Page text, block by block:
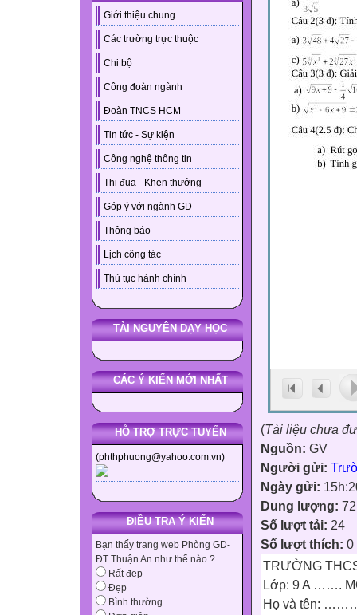
Giới thiệu chung
Các trường trực thuộc
Chi bộ
Công đoàn ngành
Đoàn TNCS HCM
Tin tức - Sự kiện
Công nghệ thông tin
Thi đua - Khen thưởng
Góp ý với ngành GD
Thông báo
Lịch công tác
Thủ tục hành chính
TÀI NGUYÊN DẠY HỌC
CÁC Ý KIẾN MỚI NHẤT
HỖ TRỢ TRỰC TUYẾN
(phthphuong@yahoo.com.vn)
ĐIỀU TRA Ý KIẾN
Bạn thấy trang web Phòng GD-
ĐT Thuận An như thế nào ?
Rất đẹp
Đẹp
Bình thường
(Tài liệu chưa
Nguồn: GV
Người gửi:
Ngày gửi:
Dung lượng:
Số lượt tải: 24
Số lượt thích: 0
TRƯỜNG
Lớp: 9 A …….
Họ và tên: